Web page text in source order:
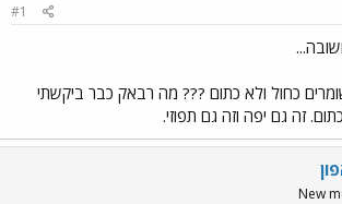
#1
כחול ולא כתום ??? מה רבאק כבר ביקשתי
זה גם יפה וזה גם תפוזי.
New